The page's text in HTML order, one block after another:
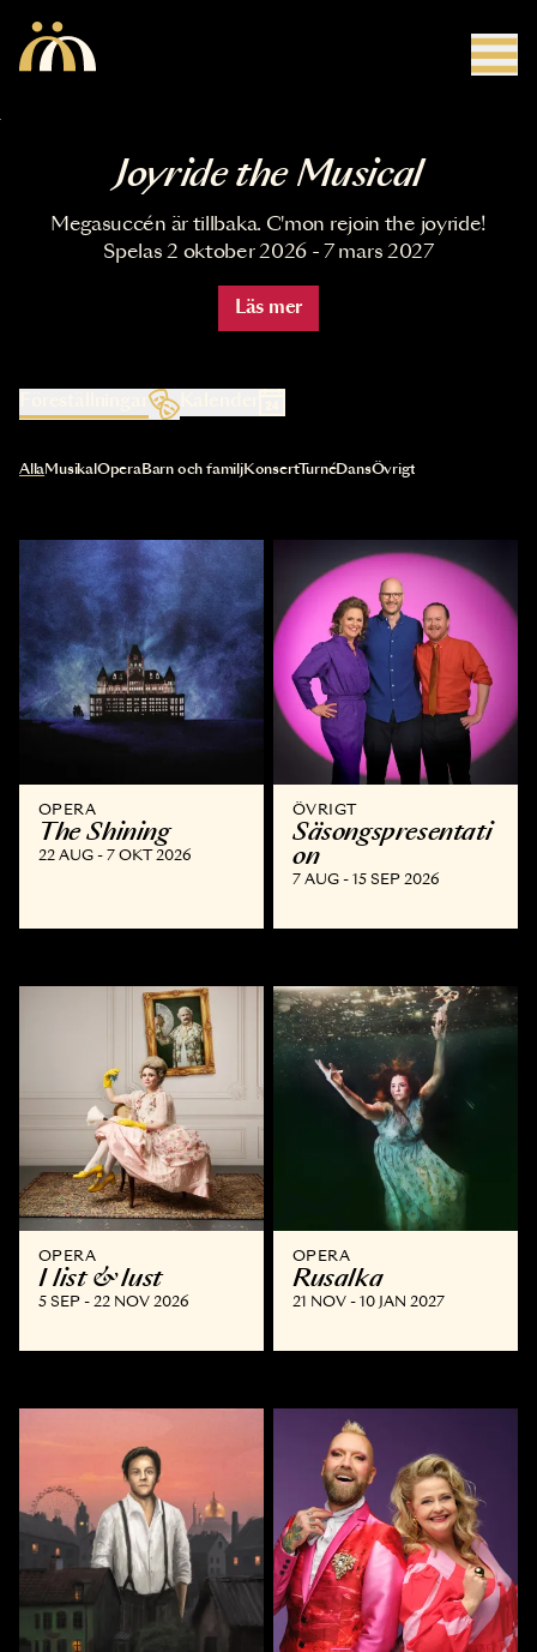
Joyride the Musical
Megasuccén är tillbaka. C'mon rejoin the joyride!
Spelas 2 oktober 2026 - 7 mars 2027
Läs mer
Kalender
Val av kategori uppdaterar innehållet automatiskt
AllaMusikal OperaBarn och familjKonsertTurnéDansÖvrigt
OPERA
The Shining
22 AUG - 7 OKT 2026
ÖVRIGT
Säsongspresentati
on
7 AUG - 15 SEP 2026
OPERA
I list & lust
5 SEP - 22 NOV 2026
OPERA
Rusalka
21 NOV - 10 JAN 2027